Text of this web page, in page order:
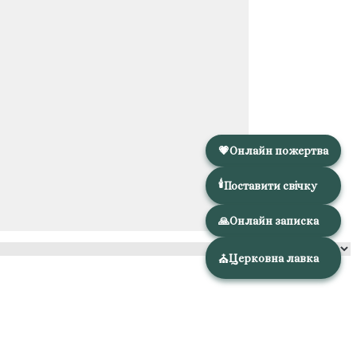
💗Онлайн пожертва
🕯️Поставити свічку
🙏Онлайн записка
⛪Церковна лавка